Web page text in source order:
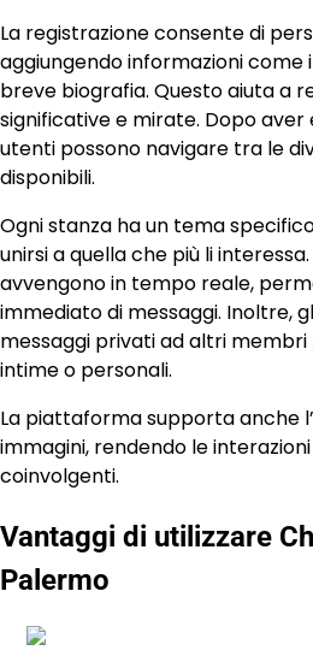
La registrazione consente di
aggiungendo informazioni come
breve biografia. Questo aiuta a
significative e mirate. Dopo aver
utenti possono navigare tra le
disponibili.
Ogni stanza ha un tema
unirsi a quella che più li
avvengono in tempo reale,
immediato di messaggi. Inoltre,
messaggi privati ad altri
intime o personali.
La piattaforma supporta anche
immagini, rendendo le
coinvolgenti.
Vantaggi di utilizzare
Palermo